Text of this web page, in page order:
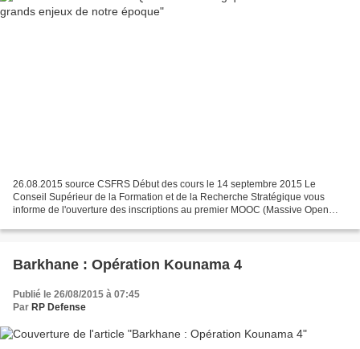
26.08.2015 source CSFRS Début des cours le 14 septembre 2015 Le
Conseil Supérieur de la Formation et de la Recherche Stratégique vous
informe de l'ouverture des inscriptions au premier MOOC (Massive Open
Barkhane : Opération Kounama 4
Publié le 26/08/2015 à 07:45
Par RP Defense